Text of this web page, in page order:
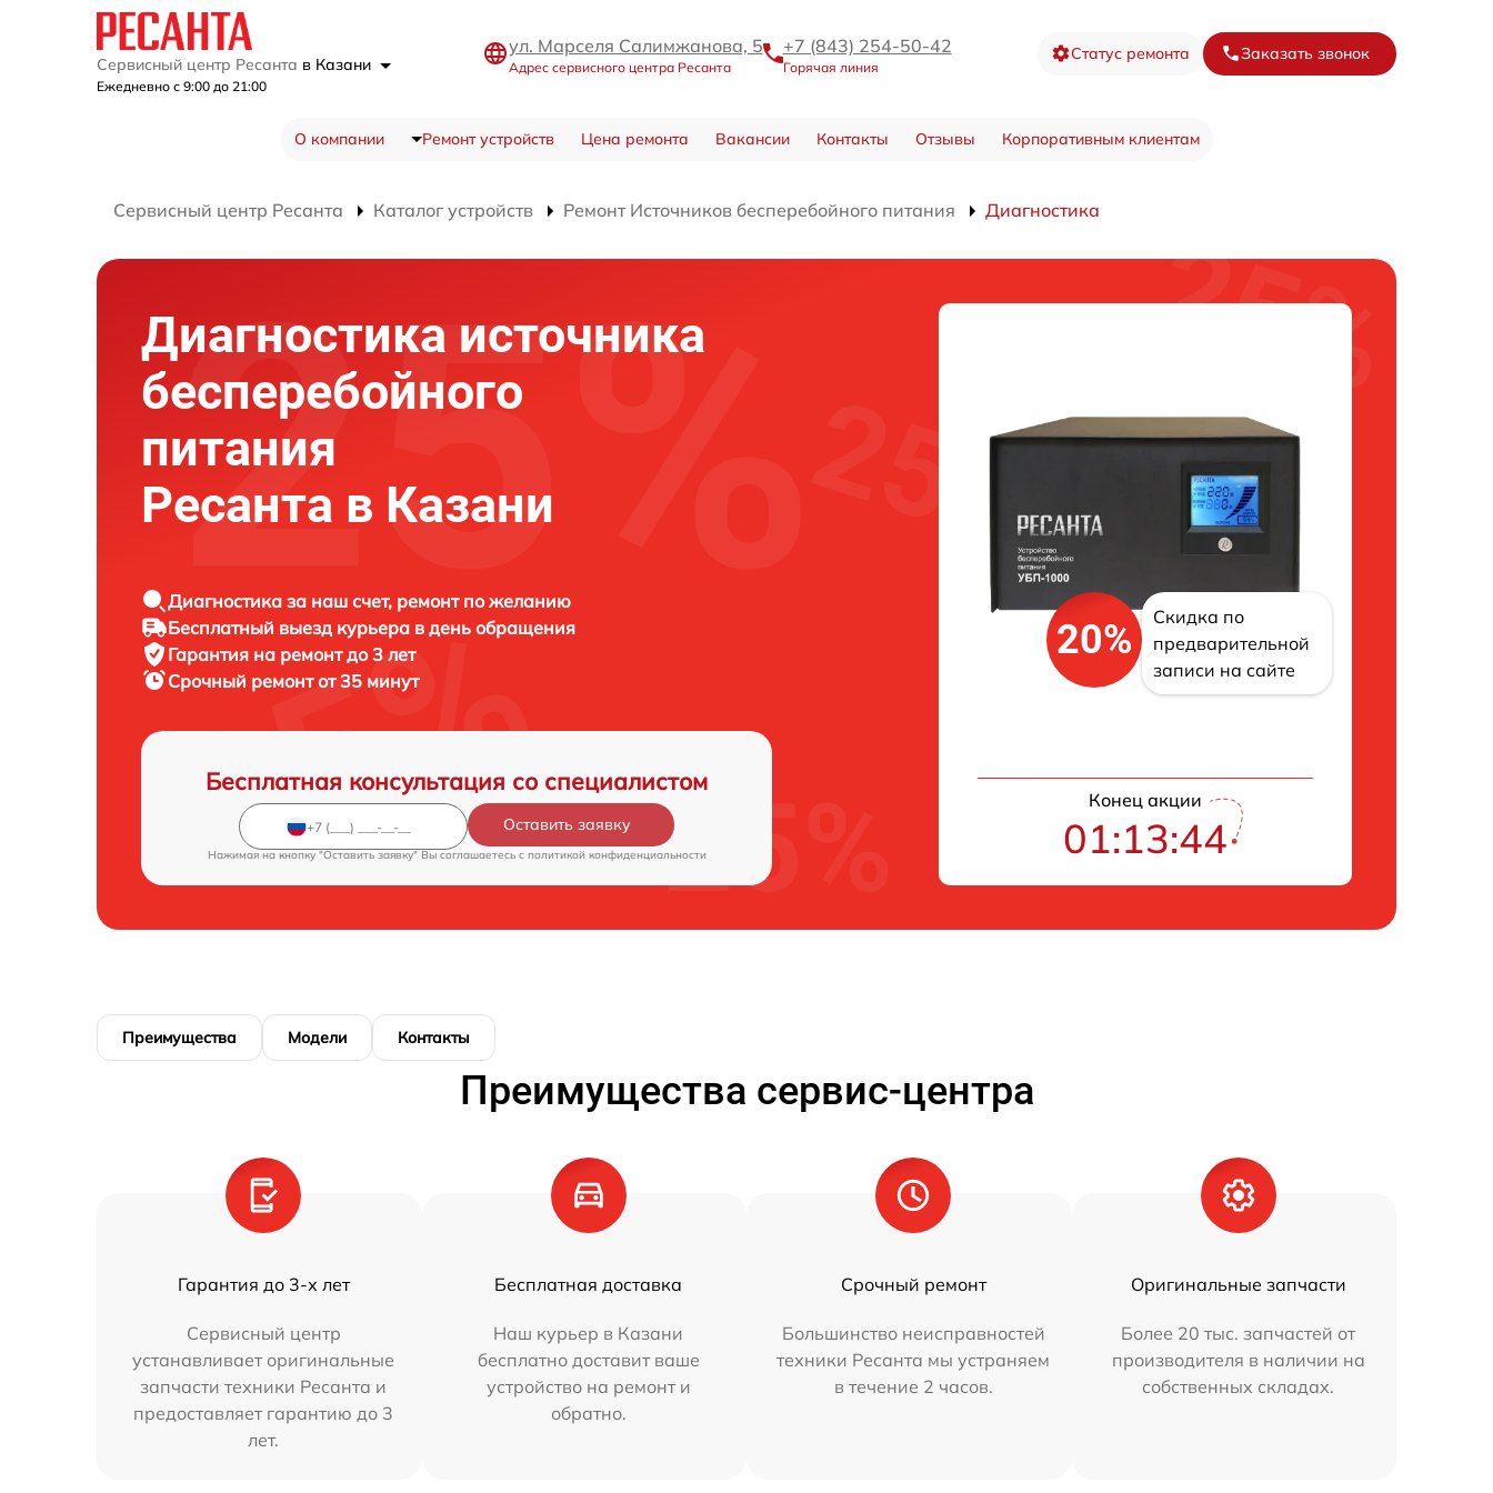
Сервисный центр Ресанта в Казани
Ежедневно с 9:00 до 21:00
ул. Марселя Салимжанова, 5
Адрес сервисного центра Ресанта
+7 (843) 254-50-42
Горячая линия
Статус ремонта Заказать звонок
О компании Ремонт устройств Цена ремонта Вакансии Контакты Отзывы Корпоративным клиентам
Сервисный центр Ресанта Каталог устройств Ремонт Источников бесперебойного питания Диагностика
Диагностика источника
бесперебойного
питания
Ресанта в Казани
Диагностика за наш счет, ремонт по желанию
Бесплатный выезд курьера в день обращения
Гарантия на ремонт до 3 лет
Срочный ремонт от 35 минут
Бесплатная консультация со специалистом
Оставить заявку
Нажимая на кнопку "Оставить заявку" Вы соглашаетесь c политикой конфиденциальности
20%
Скидка по
предварительной
записи на сайте
Конец акции
01:13:43
Преимущества Модели Контакты
Преимущества сервис-центра
Гарантия до 3-х лет
Сервисный центр
устанавливает оригинальные
запчасти техники Ресанта и
предоставляет гарантию до 3
лет.
Бесплатная доставка
Наш курьер в Казани
бесплатно доставит ваше
устройство на ремонт и
обратно.
Срочный ремонт
Большинство неисправностей
техники Ресанта мы устраняем
в течение 2 часов.
Оригинальные запчасти
Более 20 тыс. запчастей от
производителя в наличии на
собственных складах.